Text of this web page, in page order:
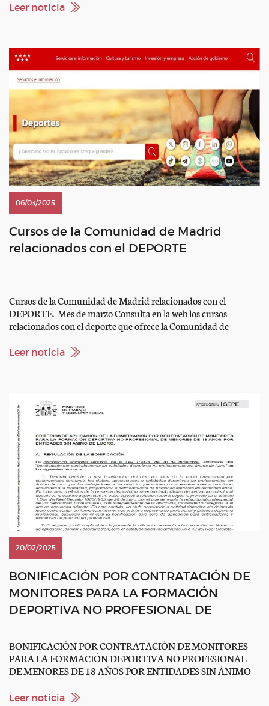
Leer noticia
06/03/2025
Cursos de la Comunidad de Madrid
relacionados con el DEPORTE
Cursos de la Comunidad de Madrid relacionados con el
DEPORTE. Mes de marzo Consulta en la web los cursos
relacionados con el deporte que ofrece la Comunidad de
Todos ellos son gratuitos; Modalidad presencial u online;
Leer noticia
20/02/2025
BONIFICACIÓN POR CONTRATACIÓN DE
MONITORES PARA LA FORMACIÓN
DEPORTIVA NO PROFESIONAL DE
SIN ÁNIMO DE LUCRO
BONIFICACIÓN POR CONTRATACIÓN DE MONITORES
PARA LA FORMACIÓN DEPORTIVA NO PROFESIONAL
DE MENORES DE 18 AÑOS POR ENTIDADES SIN ÁNIMO
la Federación Hípica de Madrid en relación con a bonificación
Leer noticia